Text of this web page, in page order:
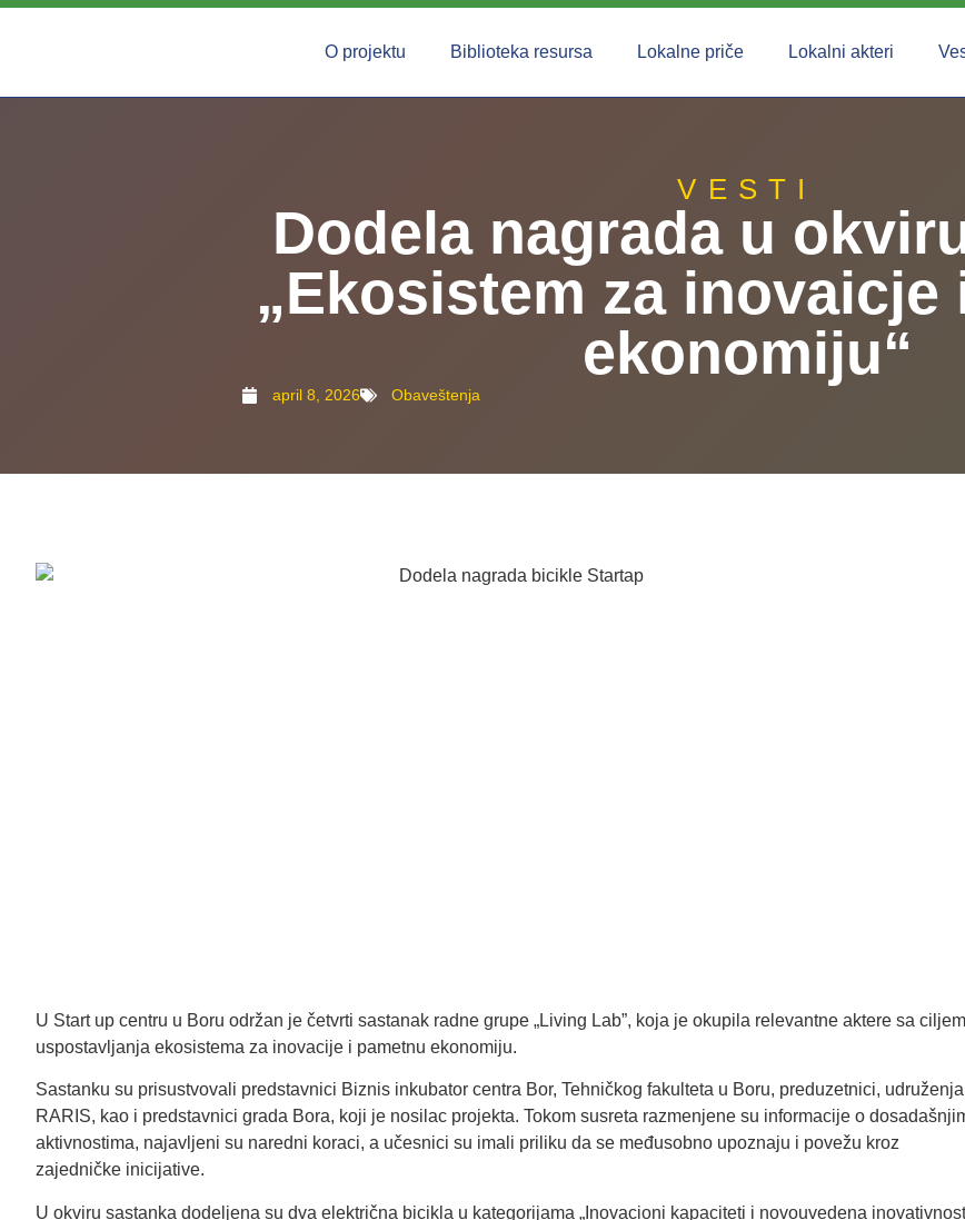
O projektu Biblioteka resursa Lokalne priče Lokalni akteri
VESTI
Dodela nagrada u
„Ekosistem za inovaicje
ekonomiju“
april 8, 2026 Obaveštenja
U Start up centru u Boru održan je četvrti sastanak radne grupe „Living Lab”, koja je okupila relevantne aktere sa ciljem
uspostavljanja ekosistema za inovacije i pametnu ekonomiju.
Sastanku su prisustvovali predstavnici Biznis inkubator centra Bor, Tehničkog fakulteta u Boru, preduzetnici,
RARIS, kao i predstavnici grada Bora, koji je nosilac projekta. Tokom susreta razmenjene su informacije o
aktivnostima, najavljeni su naredni koraci, a učesnici su imali priliku da se međusobno upoznaju i povežu kroz
zajedničke inicijative.
U okviru sastanka dodeljena su dva električna bicikla u kategorijama „Inovacioni kapaciteti i novouvedena